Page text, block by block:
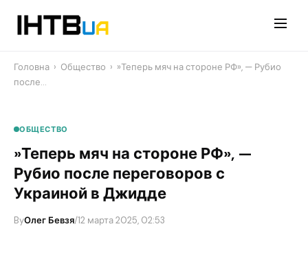
Головна › Общество › ​»Теперь мяч на стороне РФ», — Рубио
после…
ОБЩЕСТВО
​»Теперь мяч на стороне РФ», —
Рубио после переговоров с
Украиной в Джидде
ByОлег Бевзя/12 марта 2025, 02:53